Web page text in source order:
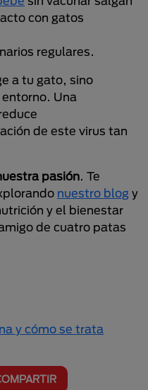
con gatos
regulares.
a tu gato, sino
Una
de este virus tan
pasión. Te
nuestro blog y
y el bienestar
de cuatro patas
y cómo se trata